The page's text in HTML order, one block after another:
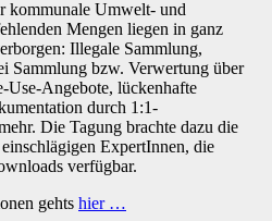
kommunale Umwelt- und
Mengen liegen in ganz
Illegale Sammlung,
Sammlung bzw. Verwertung über
Use-Angebote, lückenhafte
durch 1:1-
Die Tagung brachte dazu die
ExpertInnen, die
verfügbar.
gehts hier …